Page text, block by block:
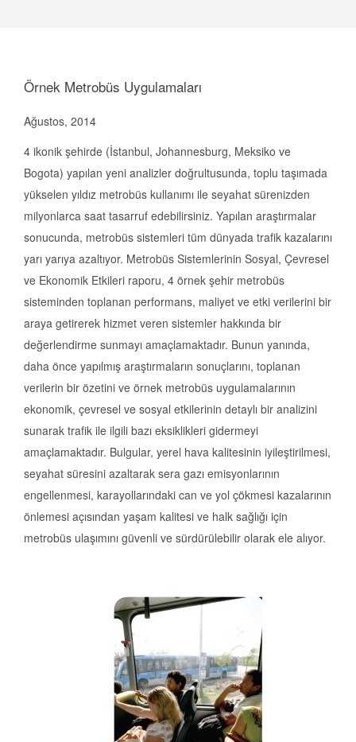
Örnek Metrobüs Uygulamaları
Ağustos, 2014
4 ikonik şehirde (İstanbul, Johannesburg, Meksiko ve
Bogota) yapılan yeni analizler doğrultusunda, toplu taşımada
yükselen yıldız metrobüs kullanımı ile seyahat sürenizden
milyonlarca saat tasarruf edebilirsiniz. Yapılan araştırmalar
sonucunda, metrobüs sistemleri tüm dünyada trafik kazalarını
yarı yarıya azaltıyor. Metrobüs Sistemlerinin Sosyal, Çevresel
ve Ekonomik Etkileri raporu, 4 örnek şehir metrobüs
sisteminden toplanan performans, maliyet ve etki verilerini bir
araya getirerek hizmet veren sistemler hakkında bir
değerlendirme sunmayı amaçlamaktadır. Bunun yanında,
daha önce yapılmış araştırmaların sonuçlarını, toplanan
verilerin bir özetini ve örnek metrobüs uygulamalarının
ekonomik, çevresel ve sosyal etkilerinin detaylı bir analizini
sunarak trafik ile ilgili bazı eksiklikleri gidermeyi
amaçlamaktadır. Bulgular, yerel hava kalitesinin iyileştirilmesi,
seyahat süresini azaltarak sera gazı emisyonlarının
engellenmesi, karayollarındaki can ve yol çökmesi kazalarının
önlemesi açısından yaşam kalitesi ve halk sağlığı için
metrobüs ulaşımını güvenli ve sürdürülebilir olarak ele alıyor.